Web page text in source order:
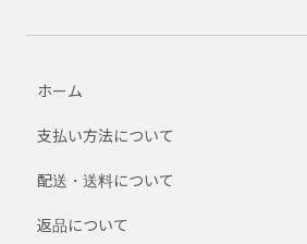
ホーム
支払い方法について
配送・送料について
返品について